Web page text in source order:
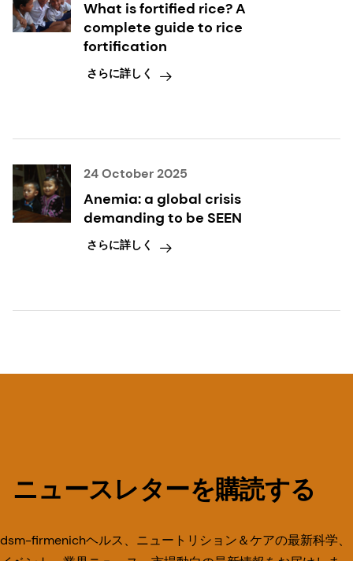
What is fortified rice? A
complete guide to rice
fortification
さらに詳しく
24 October 2025
Anemia: a global crisis
demanding to be SEEN
さらに詳しく
ニュースレターを購読する
dsm-firmenichヘルス、ニュートリション＆ケアの最新科学、